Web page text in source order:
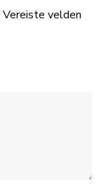
Vereiste velden